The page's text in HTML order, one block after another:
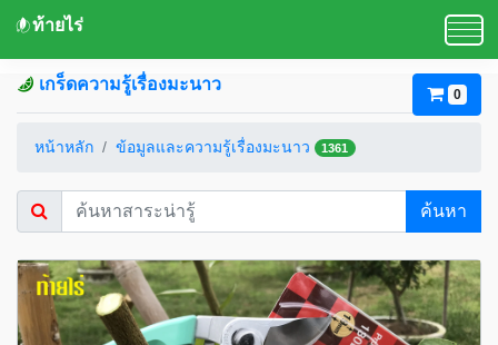
ท้ายไร่
เกร็ดความรู้เรื่องมะนาว
0
หน้าหลัก ข้อมูลและความรู้เรื่องมะนาว 1361
ค้นหา